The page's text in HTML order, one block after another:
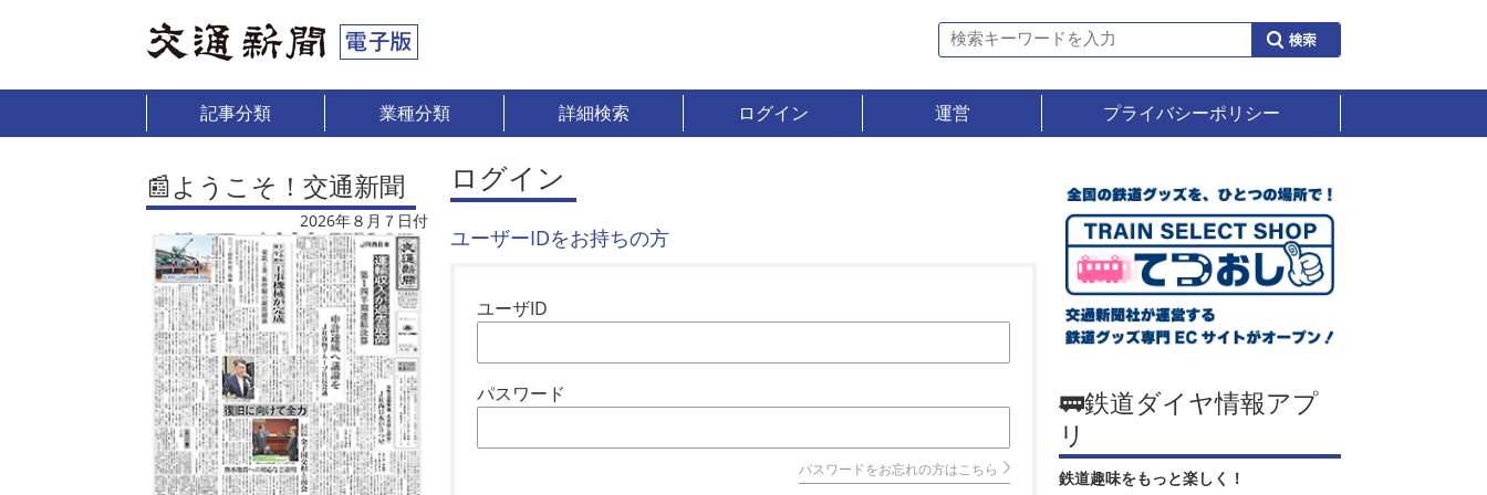
記事分類 業種分類 詳細検索 ログイン 運営 プライバシーポリシー
📰ようこそ！交通新聞
2026年８月７日付
ログイン
ユーザーIDをお持ちの方
ユーザID
パスワード
パスワードをお忘れの方はこちら
🚃鉄道ダイヤ情報アプ
リ
鉄道趣味をもっと楽しく！